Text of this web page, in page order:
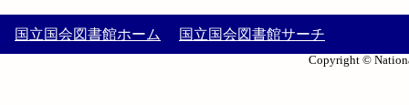
国立国会図書館ホーム 国立国会図書館サーチ
Copyright ©